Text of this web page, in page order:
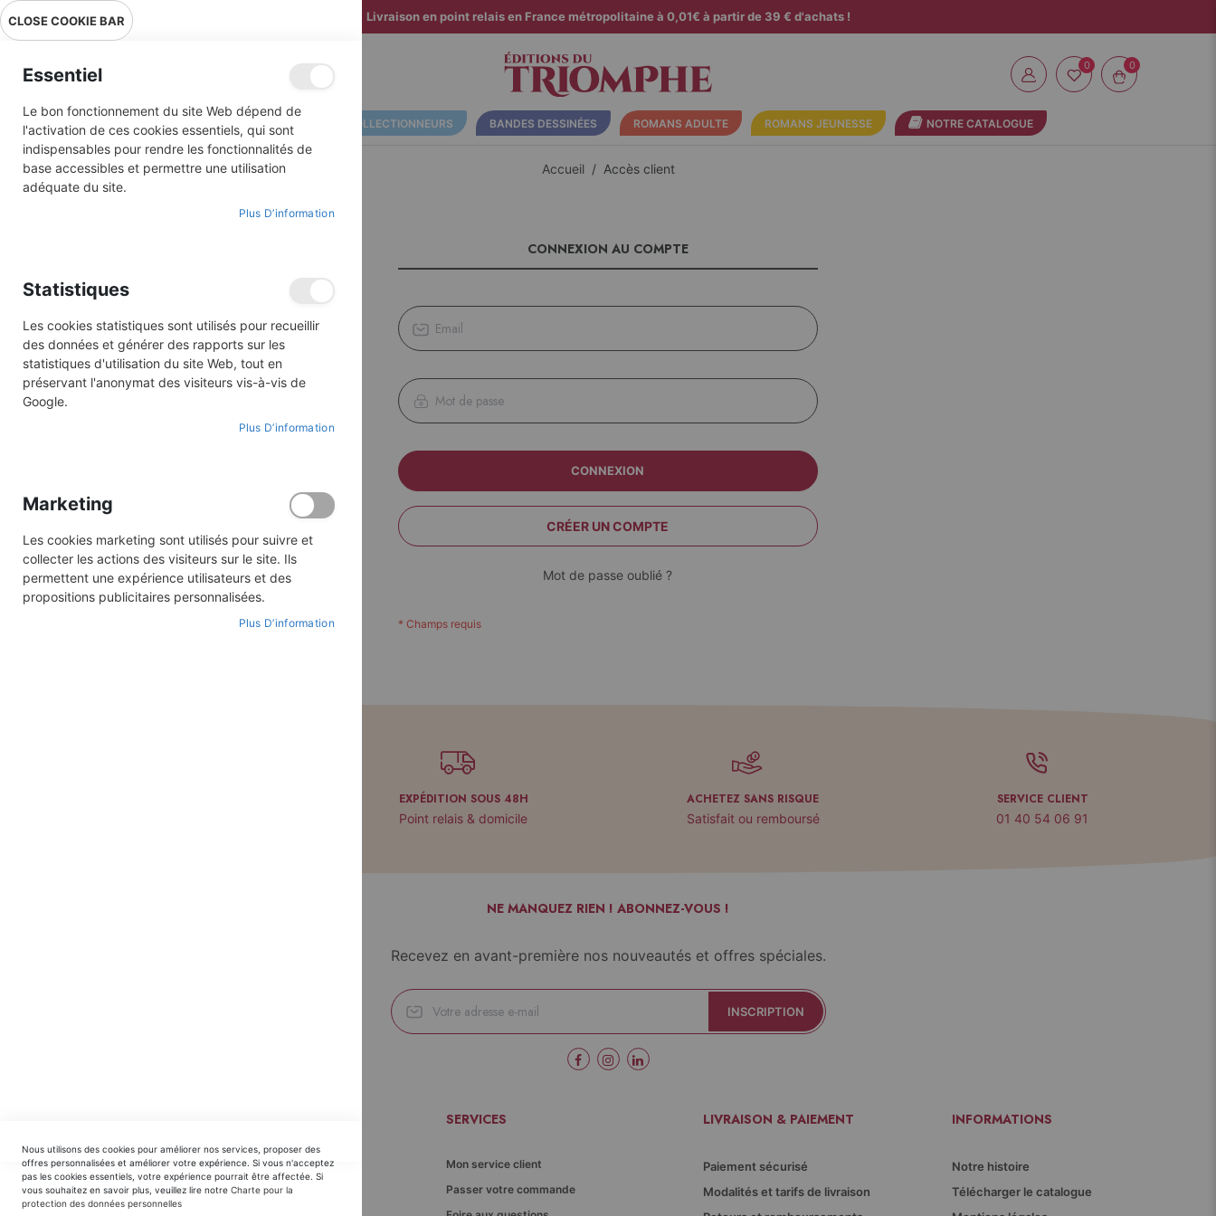
Livraison en point relais en France métropolitaine à 0,01€ à partir de 39 € d'achats !
0
ALBUMS ILLUSTRÉS BD COLLECTIONNEURS BANDES DESSINÉES ROMANS ADULTE ROMANS JEUNESSE NOTRE CATALOGUE
Accueil Accès client
CONNEXION AU COMPTE
CONNEXION
CRÉER UN COMPTE
Mot de passe oublié ?
EXPÉDITION SOUS 48H
Point relais & domicile
ACHETEZ SANS RISQUE
Satisfait ou remboursé
SERVICE CLIENT
01 40 54 06 91
NE MANQUEZ RIEN ! ABONNEZ-VOUS !
Recevez en avant-première nos nouveautés et offres spéciales.
INSCRIPTION
Horaires SAV :
du Lundi au Jeudi : 9h30 -12h30 / 14h - 17h30
Vendredi : 9h30 - 12h30 / 14h - 16h00
SERVICES
Mon service client
Passer votre commande
LIVRAISON & PAIEMENT
Paiement sécurisé
Modalités et tarifs de livraison
INFORMATIONS
Notre histoire
Télécharger le catalogue
CLOSE COOKIE BAR
Essentiel
Le bon fonctionnement du site Web dépend de
l'activation de ces cookies essentiels, qui sont
indispensables pour rendre les fonctionnalités de
base accessibles et permettre une utilisation
adéquate du site.
Plus D’information
Statistiques
Les cookies statistiques sont utilisés pour recueillir
des données et générer des rapports sur les
statistiques d'utilisation du site Web, tout en
préservant l'anonymat des visiteurs vis-à-vis de
Google.
Plus D’information
Marketing
Les cookies marketing sont utilisés pour suivre et
collecter les actions des visiteurs sur le site. Ils
permettent une expérience utilisateurs et des
propositions publicitaires personnalisées.
Plus D’information
Nous utilisons des cookies pour améliorer nos services, proposer des
offres personnalisées et améliorer votre expérience. Si vous n'acceptez
pas les cookies essentiels, votre expérience pourrait être affectée. Si
vous souhaitez en savoir plus, veuillez lire notre Charte pour la
protection des données personnelles